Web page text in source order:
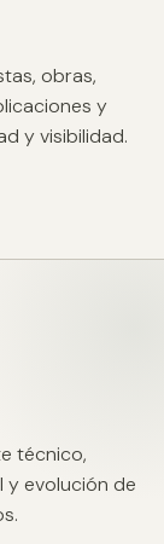
obras,
y
y visibilidad.
técnico,
y evolución de